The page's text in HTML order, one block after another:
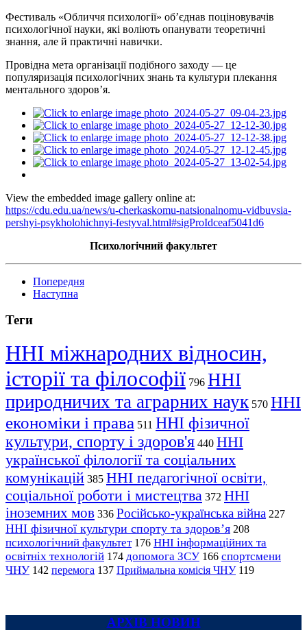
Фестиваль «Обличчя психології» об’єднав поціновувачів
психологічної науки, які воліють опанувати теоретичні
знання, але й практичні навички.
Провідна мета організації подібного заходу — це
популяризація психологічних знань та культури плекання
ментального здоров’я.
View the embedded image gallery online at:
https://cdu.edu.ua/news/u-cherkaskomu-natsionalnomu-vidbuvsia-
pershyi-psykholohichnyi-festyval.html#sigProIdceaf5041d6
Психологічний факультет
Попередня
Наступна
Теги
ННІ міжнародних відносин,
історії та філософії 796 ННІ
природничих та аграрних наук 570 ННІ
економіки і права 511 ННІ фізичної
культури, спорту і здоров'я 440 ННІ
української філології та соціальних
комунікацій 385 ННІ педагогічної освіти,
соціальної роботи і мистецтва 372 ННІ
іноземних мов 336 Російсько-українська війна 227
ННІ фізичної культури спорту та здоров’я 208
психологічний факультет 176 ННІ інформаційних та
освітніх технологій 174 допомога ЗСУ 166 спортсмени
ЧНУ 142 перемога 137 Приймальна комісія ЧНУ 119
АРХІВ НОВИН